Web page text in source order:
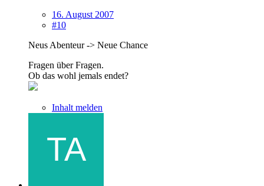
16. August 2007
#10
Neus Abenteur -> Neue Chance
Fragen über Fragen.
Ob das wohl jemals endet?
Inhalt melden